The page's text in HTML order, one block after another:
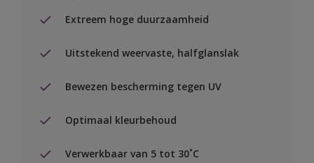
Extreem hoge duurzaamheid
Uitstekend weervaste, halfglanslak
Bewezen bescherming tegen UV
Optimaal kleurbehoud
Verwerkbaar van 5 tot 30˚C